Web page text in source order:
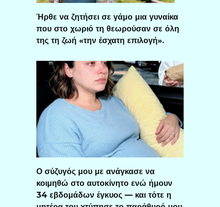
Ήρθε να ζητήσει σε γάμο μια γυναίκα
που στο χωριό τη θεωρούσαν σε όλη
της τη ζωή «την έσχατη επιλογή».
Ο σύζυγός μου με ανάγκασε να
κοιμηθώ στο αυτοκίνητο ενώ ήμουν
34 εβδομάδων έγκυος — και τότε η